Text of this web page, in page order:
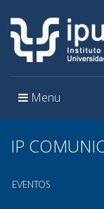
Toggle
Menu
IP
EVENTOS